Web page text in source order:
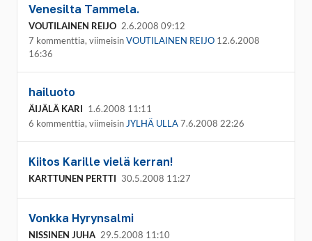
Venesilta Tammela.
VOUTILAINEN REIJO 2.6.2008 09:12
7 kommenttia, viimeisinVOUTILAINEN REIJO 12.6.2008
16:36
hailuoto
ÄIJÄLÄ KARI 1.6.2008 11:11
6 kommenttia, viimeisin JYLHÄ ULLA7.6.2008 22:26
Kiitos Karille vielä kerran!
KARTTUNEN PERTTI 30.5.2008 11:27
Vonkka Hyrynsalmi
NISSINEN JUHA 29.5.2008 11:10